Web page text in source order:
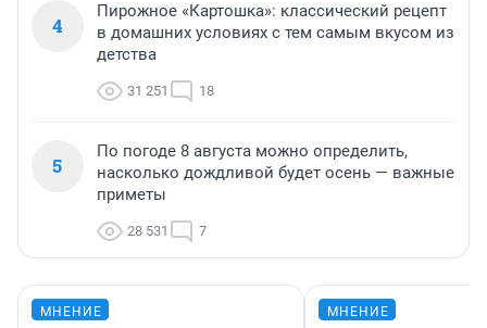
4
Пирожное «Картошка»: классический рецепт
в домашних условиях с тем самым вкусом из
детства
31 251 18
5
По погоде 8 августа можно определить,
насколько дождливой будет осень — важные
приметы
28 531 7
МНЕНИЕ МНЕНИЕ